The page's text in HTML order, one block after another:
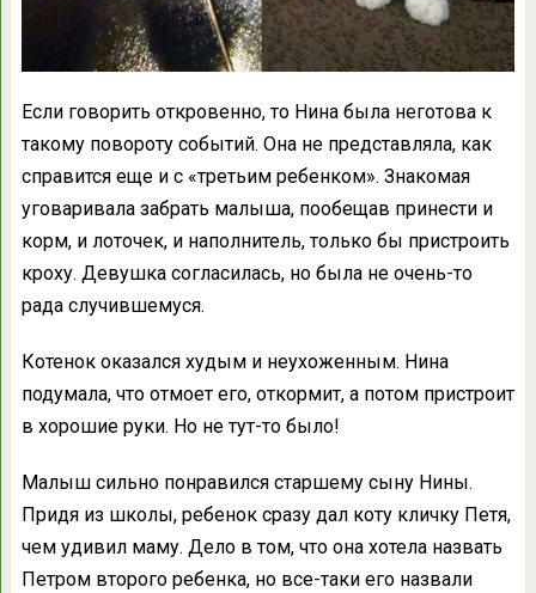
Если говорить откровенно, то Нина была неготова к
такому повороту событий. Она не представляла, как
справится еще и с «третьим ребенком». Знакомая
уговаривала забрать малыша, пообещав принести и
корм, и лоточек, и наполнитель, только бы пристроить
кроху. Девушка согласилась, но была не очень-то
рада случившемуся.
Котенок оказался худым и неухоженным. Нина
подумала, что отмоет его, откормит, а потом пристроит
в хорошие руки. Но не тут-то было!
Малыш сильно понравился старшему сыну Нины.
Придя из школы, ребенок сразу дал коту кличку Петя,
чем удивил маму. Дело в том, что она хотела назвать
Петром второго ребенка, но все-таки его назвали